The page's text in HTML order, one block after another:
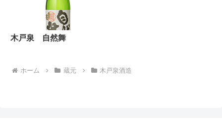
木戸泉 自然舞
ホーム 蔵元 木戸泉酒造